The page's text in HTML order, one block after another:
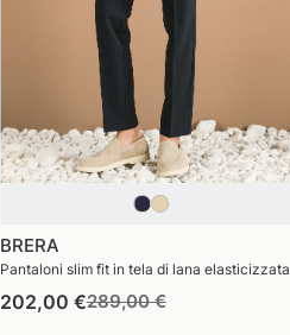
BRERA
Pantaloni slim fit in tela di lana elasticizzata
202,00 €Prezzo
289,00 €Prezzo